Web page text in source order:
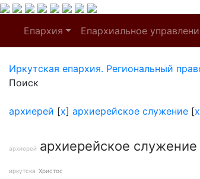
Епархия Епархиальное
Иркутская епархия. Региональный
Поиск
архиерей [x] архиерейское служение [x
архиерей архиерейское служение
иркутска Христос